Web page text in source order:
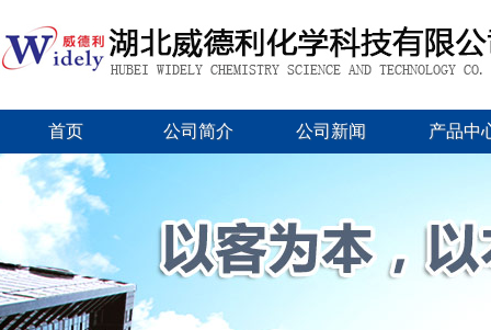
首页 公司简介 公司新闻 产品中